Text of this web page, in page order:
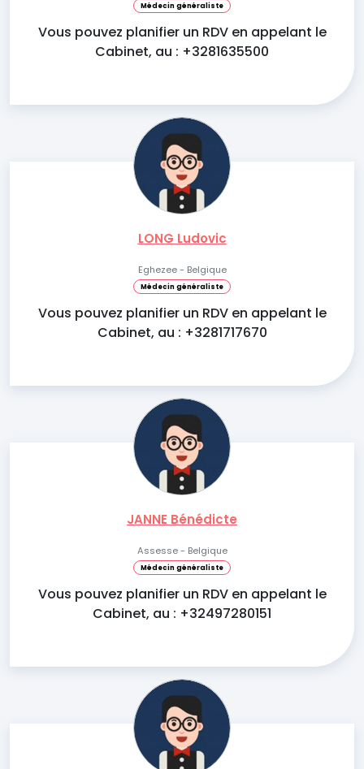
Médecin généraliste
Vous pouvez planifier un RDV en appelant le
Cabinet, au : +3281635500
LONG Ludovic
Eghezee - Belgique
Médecin généraliste
Vous pouvez planifier un RDV en appelant le
Cabinet, au : +3281717670
JANNE Bénédicte
Assesse - Belgique
Médecin généraliste
Vous pouvez planifier un RDV en appelant le
Cabinet, au : +32497280151